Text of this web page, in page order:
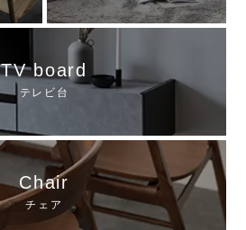
TV board
テレビ台
Chair
チェア